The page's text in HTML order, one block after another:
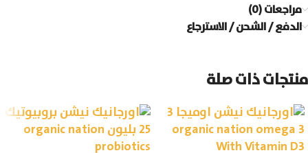
مراجعات (0)
الدفع / الشحن / الاسترجاع
منتجات ذات صلة